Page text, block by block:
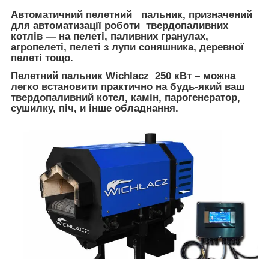
Автоматичний пелетний пальник, призначений
для автоматизації роботи твердопаливних
котлів — на пелеті, паливних гранулах,
агропелеті, пелеті з лупи соняшника, деревної
пелеті тощо.
Пелетний пальник Wichlacz 250 кВт – можна
легко встановити практично на будь-який ваш
твердопаливний котел, камін, парогенератор,
сушилку, піч, и інше обладнання.